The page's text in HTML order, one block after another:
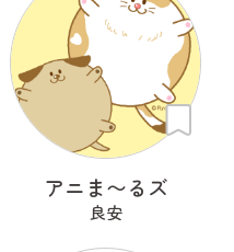
アニま〜るズ
良安